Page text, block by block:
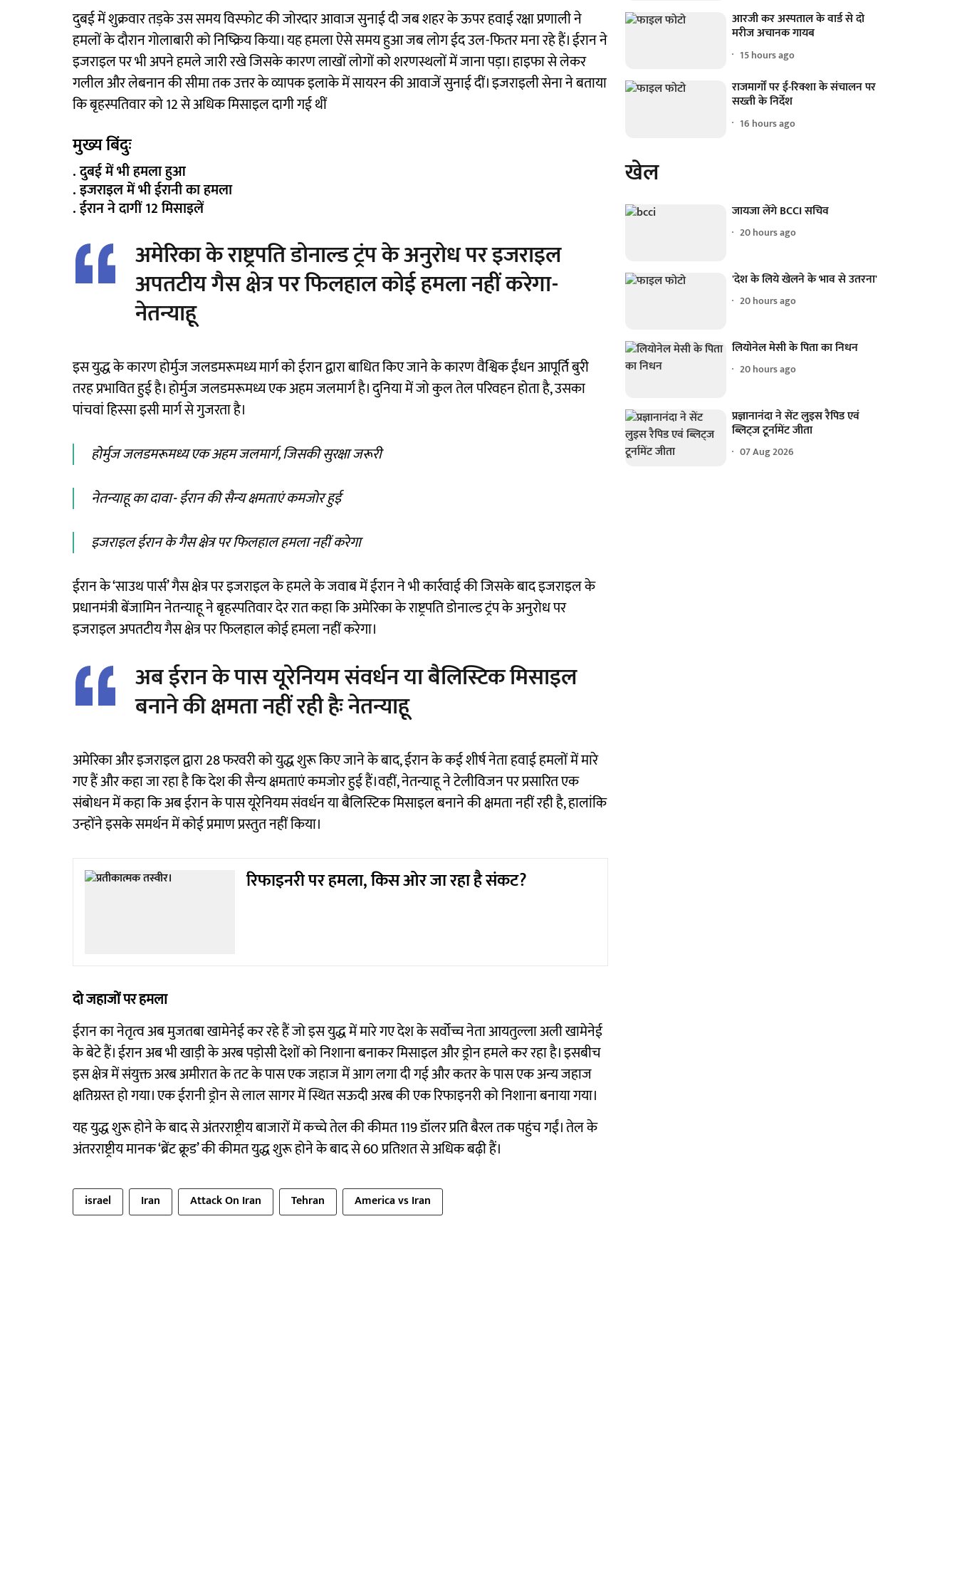
दुबई में शुक्रवार तड़के उस समय विस्फोट की जोरदार आवाज सुनाई दी जब शहर के ऊपर हवाई रक्षा प्रणाली ने
हमलों के दौरान गोलाबारी को निष्क्रिय किया। यह हमला ऐसे समय हुआ जब लोग ईद उल-फितर मना रहे हैं। ईरान ने
इजराइल पर भी अपने हमले जारी रखे जिसके कारण लाखों लोगों को शरणस्थलों में जाना पड़ा। हाइफा से लेकर
गलील और लेबनान की सीमा तक उत्तर के व्यापक इलाके में सायरन की आवाजें सुनाई दीं। इजराइली सेना ने बताया
कि बृहस्पतिवार को 12 से अधिक मिसाइल दागी गई थीं
मुख्य बिंदुः
. दुबई में भी हमला हुआ
. इजराइल में भी ईरानी का हमला
. ईरान ने दागीं 12 मिसाइलें
अमेरिका के राष्ट्रपति डोनाल्ड ट्रंप के अनुरोध पर इजराइल
अपतटीय गैस क्षेत्र पर फिलहाल कोई हमला नहीं करेगा-
नेतन्याहू
इस युद्ध के कारण होर्मुज जलडमरूमध्य मार्ग को ईरान द्वारा बाधित किए जाने के कारण वैश्विक ईंधन आपूर्ति बुरी
तरह प्रभावित हुई है। होर्मुज जलडमरूमध्य एक अहम जलमार्ग है। दुनिया में जो कुल तेल परिवहन होता है, उसका
पांचवां हिस्सा इसी मार्ग से गुजरता है।
होर्मुज जलडमरूमध्य एक अहम जलमार्ग, जिसकी सुरक्षा जरूरी
नेतन्याहू का दावा- ईरान की सैन्य क्षमताएं कमजोर हुई
इजराइल ईरान के गैस क्षेत्र पर फिलहाल हमला नहीं करेगा
ईरान के ‘साउथ पार्स’ गैस क्षेत्र पर इजराइल के हमले के जवाब में ईरान ने भी कार्रवाई की जिसके बाद इजराइल के
प्रधानमंत्री बेंजामिन नेतन्याहू ने बृहस्पतिवार देर रात कहा कि अमेरिका के राष्ट्रपति डोनाल्ड ट्रंप के अनुरोध पर
इजराइल अपतटीय गैस क्षेत्र पर फिलहाल कोई हमला नहीं करेगा।
अब ईरान के पास यूरेनियम संवर्धन या बैलिस्टिक मिसाइल
बनाने की क्षमता नहीं रही हैः नेतन्याहू
अमेरिका और इजराइल द्वारा 28 फरवरी को युद्ध शुरू किए जाने के बाद, ईरान के कई शीर्ष नेता हवाई हमलों में मारे
गए हैं और कहा जा रहा है कि देश की सैन्य क्षमताएं कमजोर हुई हैं।वहीं, नेतन्याहू ने टेलीविजन पर प्रसारित एक
संबोधन में कहा कि अब ईरान के पास यूरेनियम संवर्धन या बैलिस्टिक मिसाइल बनाने की क्षमता नहीं रही है, हालांकि
उन्होंने इसके समर्थन में कोई प्रमाण प्रस्तुत नहीं किया।
रिफाइनरी पर हमला, किस ओर जा रहा है संकट?
दो जहाजों पर हमला
ईरान का नेतृत्व अब मुजतबा खामेनेई कर रहे हैं जो इस युद्ध में मारे गए देश के सर्वोच्च नेता आयतुल्ला अली खामेनेई
के बेटे हैं। ईरान अब भी खाड़ी के अरब पड़ोसी देशों को निशाना बनाकर मिसाइल और ड्रोन हमले कर रहा है। इसबीच
इस क्षेत्र में संयुक्त अरब अमीरात के तट के पास एक जहाज में आग लगा दी गई और कतर के पास एक अन्य जहाज
क्षतिग्रस्त हो गया। एक ईरानी ड्रोन से लाल सागर में स्थित सऊदी अरब की एक रिफाइनरी को निशाना बनाया गया।
यह युद्ध शुरू होने के बाद से अंतरराष्ट्रीय बाजारों में कच्चे तेल की कीमत 119 डॉलर प्रति बैरल तक पहुंच गईं। तेल के
अंतरराष्ट्रीय मानक ‘ब्रेंट क्रूड’ की कीमत युद्ध शुरू होने के बाद से 60 प्रतिशत से अधिक बढ़ी हैं।
israel Iran Attack On Iran Tehran America vs Iran
आरजी कर अस्पताल के वार्ड से दो
मरीज अचानक गायब
15 hours ago
राजमार्गों पर ई-रिक्शा के संचालन पर
सख्ती के निर्देश
16 hours ago
खेल
जायजा लेंगे BCCI सचिव
20 hours ago
'देश के लिये खेलने के भाव से उतरना'
20 hours ago
लियोनेल मेसी के पिता का निधन
20 hours ago
प्रज्ञानानंदा ने सेंट लुइस रैपिड एवं
ब्लिट्ज टूर्नामेंट जीता
07 Aug 2026